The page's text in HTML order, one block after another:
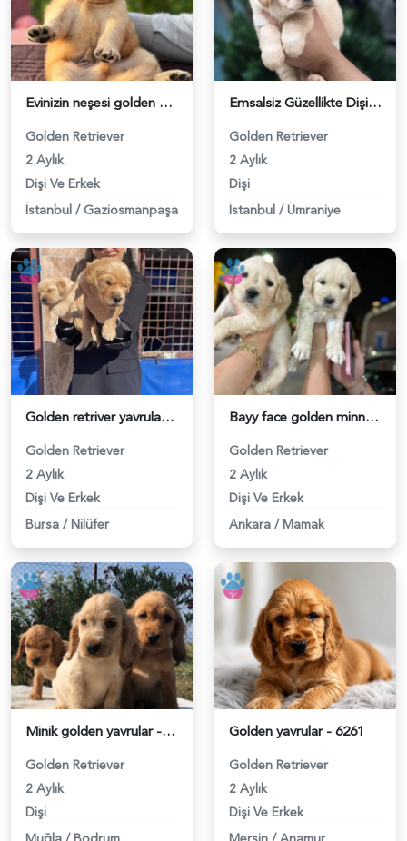
Evinizin neşesi golden bebekler - 6267
Golden Retriever
2 Aylık
Dişi Ve Erkek
İstanbul / Gaziosmanpaşa
Emsalsiz Güzellikte Dişi Golden Yavrular - 6414
Golden Retriever
2 Aylık
Dişi
İstanbul /Ümraniye
Golden retriver yavrularım sağlık ve ırk garantilidir - 6433
Golden Retriever
2 Aylık
Dişi Ve Erkek
Bursa /Nilüfer
Bayy face golden minnaklarım - 6272
Golden Retriever
2 Aylık
Dişi Ve Erkek
Ankara /Mamak
Minik golden yavrular - 6259
Golden Retriever
2 Aylık
Dişi
Golden yavrular - 6261
Golden Retriever
2 Aylık
Dişi Ve Erkek